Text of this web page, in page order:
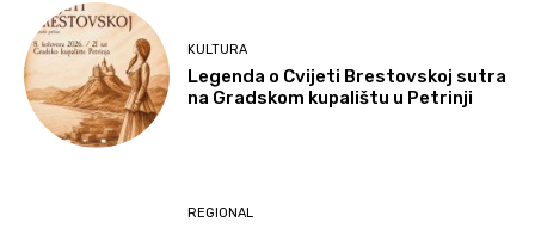
KULTURA
Legenda o Cvijeti Brestovskoj sutra
na Gradskom kupalištu u Petrinji
REGIONAL